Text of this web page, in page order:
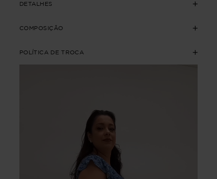
DETALHES
COMPOSIÇÃO
POLÍTICA DE TROCA